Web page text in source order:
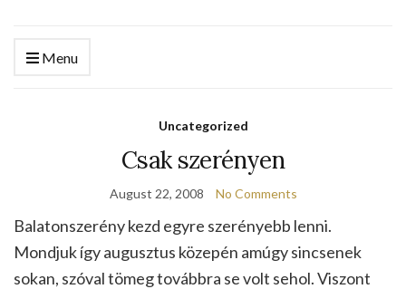
Menu
Uncategorized
Csak szerényen
August 22, 2008 No Comments
Balatonszerény kezd egyre szerényebb lenni.
Mondjuk így augusztus közepén amúgy sincsenek
sokan, szóval tömeg továbbra se volt sehol. Viszont